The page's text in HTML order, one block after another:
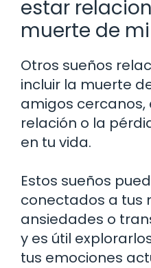
estar
muerte de
Otros sueños
incluir la muerte
amigos cercanos,
relación o la
en tu vida.
Estos sueños
conectados a tus
ansiedades o
y es útil
tus emociones